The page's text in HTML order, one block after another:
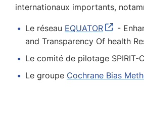
internationaux importants,
Le réseau EQUATOR
-
and Transparency Of health
Le comité de pilotage SPIRIT-
Le groupe Cochrane Bias